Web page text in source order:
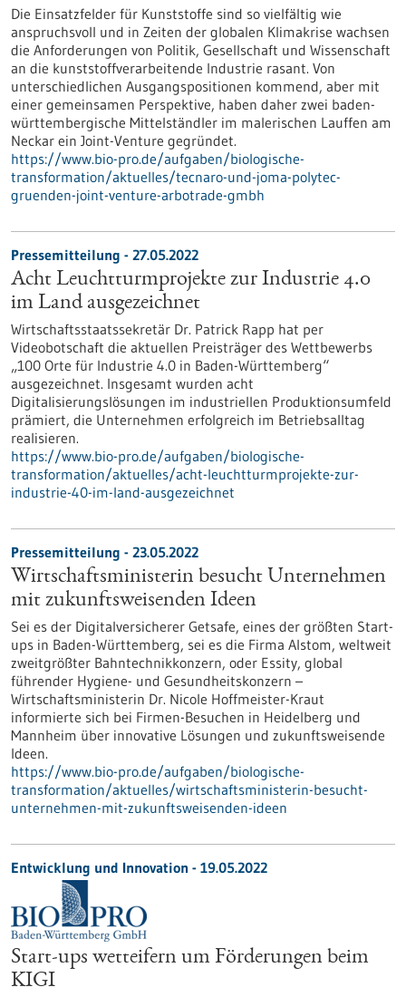
Die Einsatzfelder für Kunststoffe sind so vielfältig wie
anspruchsvoll und in Zeiten der globalen Klimakrise wachsen
die Anforderungen von Politik, Gesellschaft und Wissenschaft
an die kunststoffverarbeitende Industrie rasant. Von
unterschiedlichen Ausgangspositionen kommend, aber mit
einer gemeinsamen Perspektive, haben daher zwei baden-
württembergische Mittelständler im malerischen Lauffen am
Neckar ein Joint-Venture gegründet.
https://www.bio-pro.de/aufgaben/biologische-
transformation/aktuelles/tecnaro-und-joma-polytec-
gruenden-joint-venture-arbotrade-gmbh
Pressemitteilung - 27.05.2022
Acht Leuchtturmprojekte zur Industrie 4.0
im Land ausgezeichnet
Wirtschaftsstaatssekretär Dr. Patrick Rapp hat per
Videobotschaft die aktuellen Preisträger des Wettbewerbs
„100 Orte für Industrie 4.0 in Baden-Württemberg“
ausgezeichnet. Insgesamt wurden acht
Digitalisierungslösungen im industriellen Produktionsumfeld
prämiert, die Unternehmen erfolgreich im Betriebsalltag
realisieren.
https://www.bio-pro.de/aufgaben/biologische-
transformation/aktuelles/acht-leuchtturmprojekte-zur-
industrie-40-im-land-ausgezeichnet
Pressemitteilung - 23.05.2022
Wirtschaftsministerin besucht Unternehmen
mit zukunftsweisenden Ideen
Sei es der Digitalversicherer Getsafe, eines der größten Start-
ups in Baden-Württemberg, sei es die Firma Alstom, weltweit
zweitgrößter Bahntechnikkonzern, oder Essity, global
führender Hygiene- und Gesundheitskonzern –
Wirtschaftsministerin Dr. Nicole Hoffmeister-Kraut
informierte sich bei Firmen-Besuchen in Heidelberg und
Mannheim über innovative Lösungen und zukunftsweisende
Ideen.
https://www.bio-pro.de/aufgaben/biologische-
transformation/aktuelles/wirtschaftsministerin-besucht-
unternehmen-mit-zukunftsweisenden-ideen
Entwicklung und Innovation - 19.05.2022
Start-ups wetteifern um Förderungen beim
KIGI